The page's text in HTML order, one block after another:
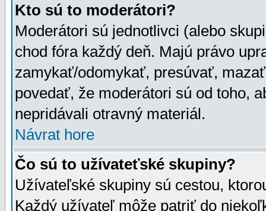
Kto sú to moderátori?
Moderátori sú jednotlivci (alebo
chod fóra každý deň. Majú právo
zamykať/odomykať, presúvať,
povedať, že moderátori sú od toho,
nepridávali otravný materiál.
Návrat hore
Čo sú to užívateťské skupiny?
Užívateľské skupiny sú cestou,
Každý užívateľ môže patriť do